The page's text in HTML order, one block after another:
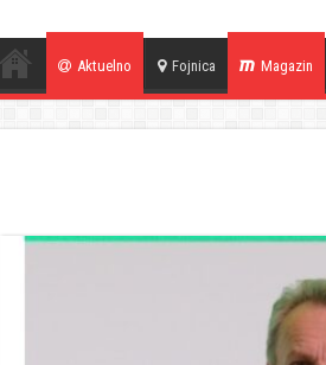
Aktuelno Fojnica Magazin